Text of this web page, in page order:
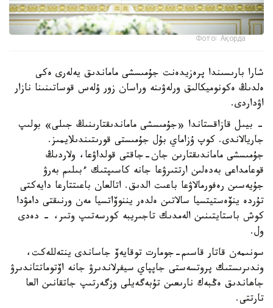
Фото: Ақорда
شارا بارىسىندا پرەزيدەنت جۇمىسشى ماماندىق يەلەرى ەكى
ەلدىڭ ەكونوميكالىق ورلەۋىنە وراسان زور ۇلەس قوساتىنىنا نازار
اۋداردى.
- بيىل قازاقستاندا «جۇمىسشى ماماندىقتارىنىڭ جىلى» بولىپ
جاريالاندى. كوپ ۇزاماي بۇل جۇمىستى قورىتىندىلايمىز.
جۇمىسشى ماماندىقتارىن جان-جاقتى قولداۋعا، ولاردىڭ
قوعامداعى بەدەلىن ارتتىرۋعا جانە كاسىپتىك ءبىلىم بەرۋ
جۇيەسىن رەفورمالاۋعا باعىت الدىق. اتالعان باعىتتارعا دايەكتى
تۇردە ينۆەستيتسيا سالاتىن ەلدەر يننوۆاتسيا مەن ورنىقتى دامۋدا
كوش باستايتىنىن الەمدىك تاجىريبە كورسەتىپ وتىر، - دەدى
ول.
سونىمەن قاتار قاسىم-جومارت توقايەۆ جاساندى ينتەللەكت،
وندىرىستىك پروتسەستى جاپپاي سيفرلاندىرۋ جانە اۆتوماتتاندىرۋ
جاھاندىق ەڭبەك نارىعىن تۇبەگەيلى وزگەرتىپ جاتقانىن العا
تارتتى.